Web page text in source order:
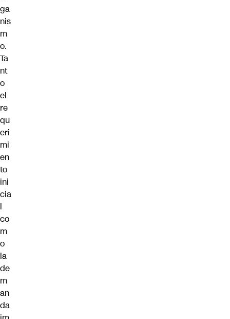
ga
nis
m
o.
Ta
nt
o
el
re
qu
eri
mi
en
to
ini
cia
l
co
m
o
la
de
m
an
da